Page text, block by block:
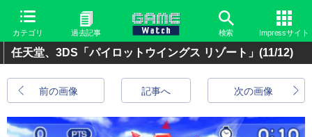
カテゴリ 過去記事 検索 Impressサイト
任天堂、3DS「パイロットウイングス リゾート」 (11/12)
前の画像 次の画像
記事へ